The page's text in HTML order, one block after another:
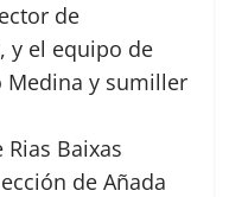
de
y el equipo de
Medina y sumiller
Rias Baixas
de Añada